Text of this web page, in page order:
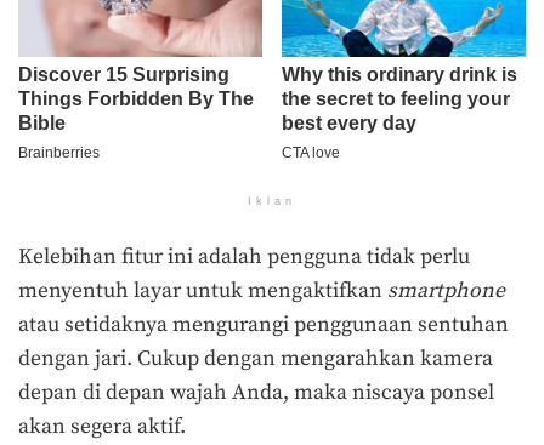
Iklan
Kelebihan fitur ini adalah pengguna tidak perlu
menyentuh layar untuk mengaktifkan smartphone
atau setidaknya mengurangi penggunaan sentuhan
dengan jari. Cukup dengan mengarahkan kamera
depan di depan wajah Anda, maka niscaya ponsel
akan segera aktif.